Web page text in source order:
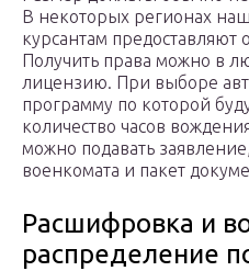
В некоторых регионах
курсантам
Получить права можно в
лицензию. При выборе
программу по которой
количество часов
можно подавать
военкомата и пакет
Расшифровка и
распределение